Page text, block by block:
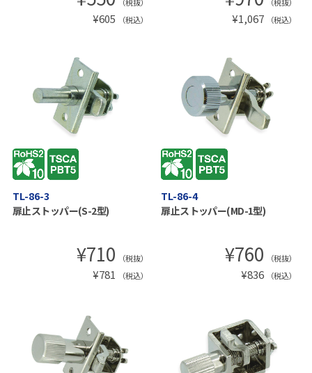
¥605 （税込） ¥1,067 （税込）
TL-86-3
扉止ストッパー(S-2型)
¥710 （税抜）
¥781 （税込）
TL-86-4
扉止ストッパー(MD-1型)
¥760 （税抜）
¥836 （税込）